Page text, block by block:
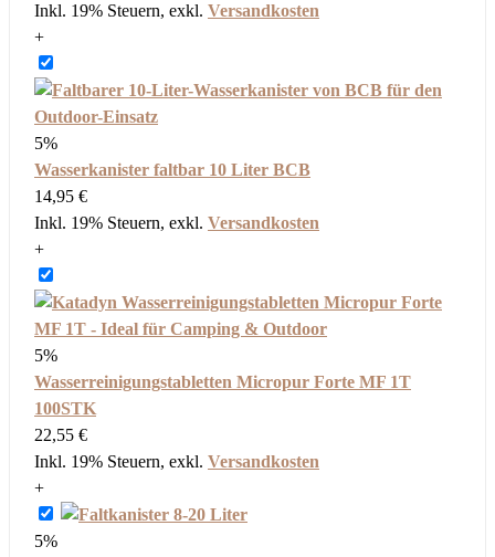
Inkl. 19% Steuern, exkl. Versandkosten
+
5%
Wasserkanister faltbar 10 Liter BCB
14,95 €
Inkl. 19% Steuern, exkl. Versandkosten
+
5%
Wasserreinigungstabletten Micropur Forte MF 1T
100STK
22,55 €
Inkl. 19% Steuern, exkl. Versandkosten
+
5%